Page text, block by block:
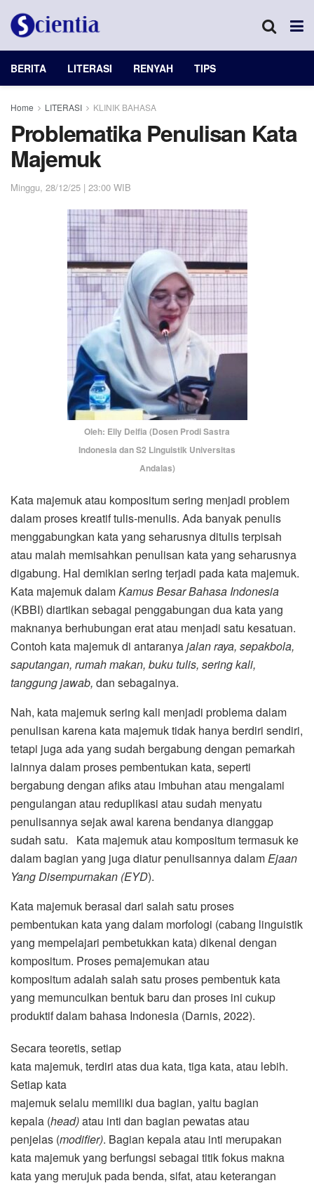
BERITA LITERASI RENYAH TIPS
Home LITERASI KLINIK BAHASA
Problematika Penulisan Kata
Majemuk
Minggu, 28/12/25 | 23:00 WIB
Oleh: Elly Delfia (Dosen Prodi Sastra
Indonesia dan S2 Linguistik Universitas
Andalas)
Kata majemuk atau kompositum sering menjadi problem
dalam proses kreatif tulis-menulis. Ada banyak penulis
menggabungkan kata yang seharusnya ditulis terpisah
atau malah memisahkan penulisan kata yang seharusnya
digabung. Hal demikian sering terjadi pada kata majemuk.
Kata majemuk dalamKamus Besar Bahasa Indonesia
(KBBI) diartikan sebagai penggabungan dua kata yang
maknanya berhubungan erat atau menjadi satu kesatuan.
Contoh kata majemuk di antaranyajalan raya, sepakbola,
saputangan, rumah makan, buku tulis, sering kali,
tanggung jawab, dan sebagainya.
Nah, kata majemuk sering kali menjadi problema dalam
penulisan karena kata majemuk tidak hanya berdiri sendiri,
tetapi juga ada yang sudah bergabung dengan pemarkah
lainnya dalam proses pembentukan kata, seperti
bergabung dengan afiks atau imbuhan atau mengalami
pengulangan atau reduplikasi atau sudah menyatu
penulisannya sejak awal karena bendanya dianggap
sudah satu. Kata majemuk atau kompositum termasuk ke
dalam bagian yang juga diatur penulisannya dalamEjaan
Yang Disempurnakan (EYD).
Kata majemuk berasal dari salah satu proses
pembentukan kata yang dalam morfologi (cabang linguistik
yang mempelajari pembetukkan kata) dikenal dengan
kompositum. Proses pemajemukan atau
kompositumadalah salah satu proses pembentuk kata
yang memunculkan bentuk baru dan proses ini cukup
produktif dalam bahasa Indonesia (Darnis, 2022).
Secara teoretis, setiap
kata majemuk, terdiri atas dua kata, tiga kata, atau lebih.
Setiap kata
majemuk selalu memiliki dua bagian, yaitu bagian
kepala (head)atau inti dan bagian pewatas atau
penjelas (modifier). Bagian kepala atau inti merupakan
kata majemuk yang berfungsi sebagai titik fokus makna
kata yang merujuk pada benda, sifat, atau keterangan